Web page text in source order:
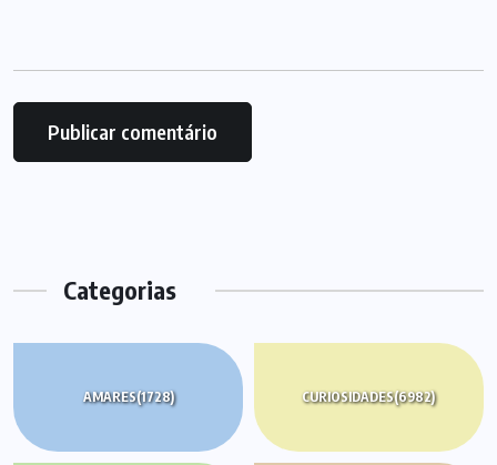
Categorias
AMARES(1728) CURIOSIDADES(6982)